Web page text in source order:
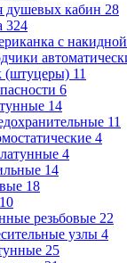
душевых кабин 28
324
с
(штуцеры) 11
6
14
11
4
4
14
18
10
резьбовые 22
узлы 4
25